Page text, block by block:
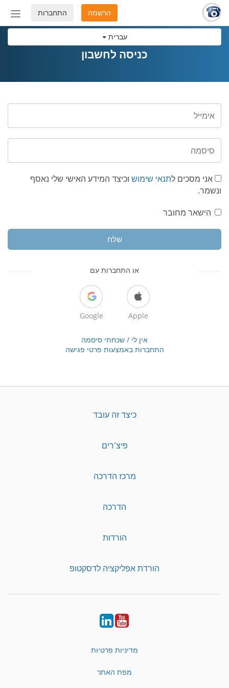
עברית
מצב
התחברות הרשמה
כניסה לחשבון
אני מסכים לתנאי שימוש וכיצד המידע האישי שלי נאסף
ונשמר.
הישאר מחובר
שלח
או התחברות עם
Apple
Google
אין לי / שכחתי סיסמה
התחברות באמצעות פרטי פגישה
כיצד זה עובד
פיצ'רים
מרכז הדרכה
הדרכה
הורדות
הורדת אפליקציה לדסקטופ
YouTube
LinkedIn
מדיניות פרטיות
מפת האתר